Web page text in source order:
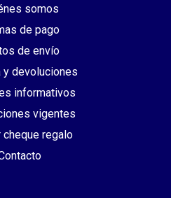
somos
de pago
de envío
y devoluciones
informativos
vigentes
cheque regalo